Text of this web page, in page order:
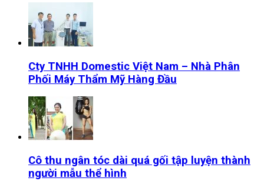
Cty TNHH Domestic Việt Nam – Nhà Phân
Phối Máy Thẩm Mỹ Hàng Đầu
Cô thu ngân tóc dài quá gối tập luyện thành
người mẫu thể hình